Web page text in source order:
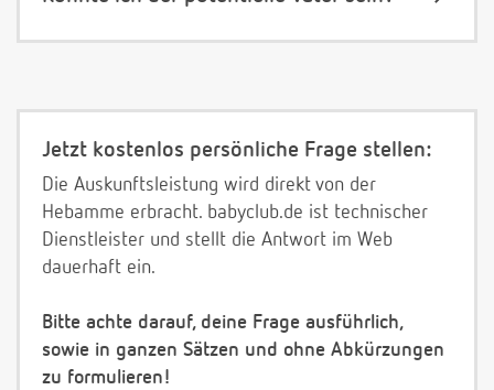
Jetzt kostenlos persönliche Frage stellen:
Die Auskunftsleistung wird direkt von der
Hebamme erbracht. babyclub.de ist technischer
Dienstleister und stellt die Antwort im Web
dauerhaft ein.
Bitte achte darauf, deine Frage ausführlich,
sowie in ganzen Sätzen und ohne Abkürzungen
zu formulieren!